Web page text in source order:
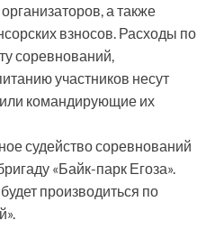
а также
взносов. Расходы по
соревнований,
участников несут
командирующие их
судейство соревнований
«Байк-парк Егоза».
производиться по